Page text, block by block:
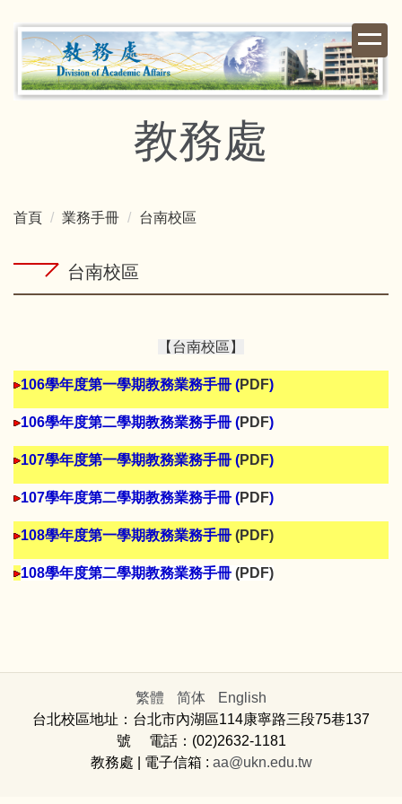
到
要
內
教務處
首頁 業務手冊 台南校區
台南校區
【台南校區】
106學年度第一學期教務業務手冊 (PDF)
106學年度第二學期教務業務手冊 (PDF)
107學年度第一學期教務業務手冊 (PDF)
107學年度第二學期教務業務手冊 (PDF)
108學年度第一學期教務業務手冊 (PDF)
108學年度第二學期教務業務手冊 (PDF)
繁體 简体
English
台北校區地址：台北市內湖區114康寧路三段75巷137
號 電話：(02)2632-1181
教務處 | 電子信箱 : aa@ukn.edu.tw